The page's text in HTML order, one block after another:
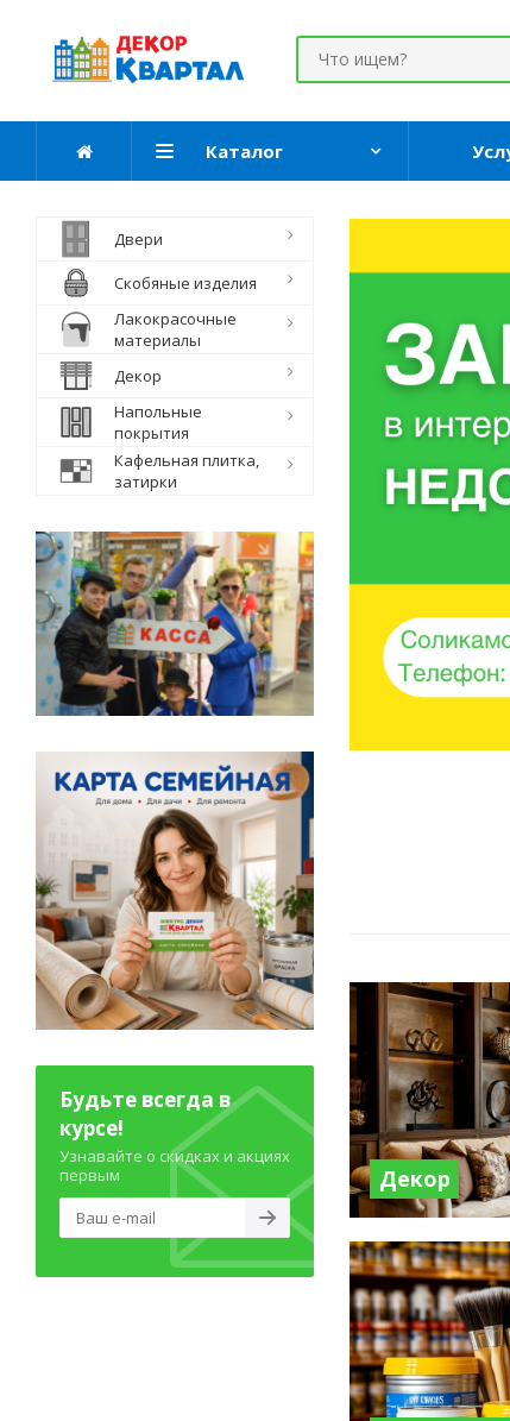
Каталог
Декор
Двери
Скобяные изделия
Лакокрасочные
материалы
Декор
Напольные
покрытия
Кафельная плитка,
затирки
Будьте всегда в
курсе!
Узнавайте о скидках и акциях
первым